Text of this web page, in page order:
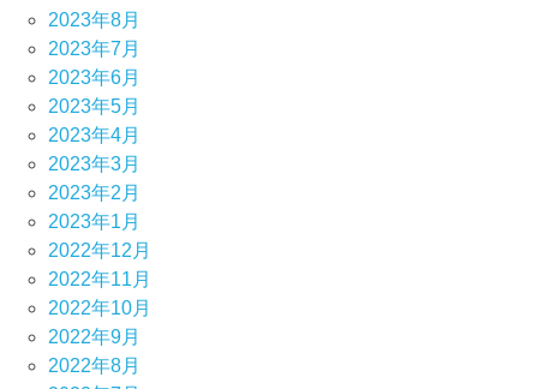
2023年8月
2023年7月
2023年6月
2023年5月
2023年4月
2023年3月
2023年2月
2023年1月
2022年12月
2022年11月
2022年10月
2022年9月
2022年8月